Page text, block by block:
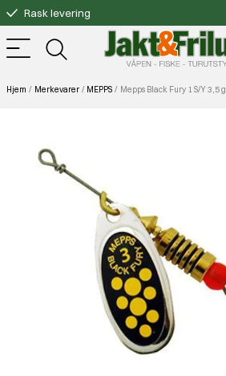
Rask levering
Gratis bytte
Fri frakt over 3000.-
Hjem Merkevarer MEPPS Mepps Black Fury 1 S/Y 3,5 g